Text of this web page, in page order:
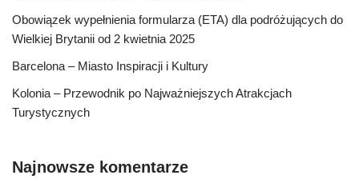
Obowiązek wypełnienia formularza (ETA) dla podróżujących do
Wielkiej Brytanii od 2 kwietnia 2025
Barcelona – Miasto Inspiracji i Kultury
Kolonia – Przewodnik po Najważniejszych Atrakcjach
Turystycznych
Najnowsze komentarze